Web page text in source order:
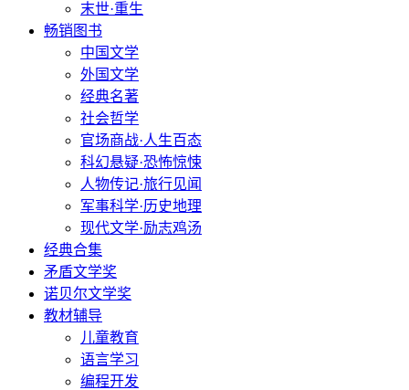
末世·重生
畅销图书
中国文学
外国文学
经典名著
社会哲学
官场商战·人生百态
科幻悬疑·恐怖惊悚
人物传记·旅行见闻
军事科学·历史地理
现代文学·励志鸡汤
经典合集
矛盾文学奖
诺贝尔文学奖
教材辅导
儿童教育
语言学习
编程开发